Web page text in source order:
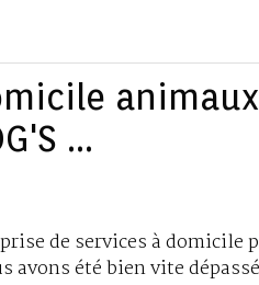
...
de services à domicile
avons été bien vite